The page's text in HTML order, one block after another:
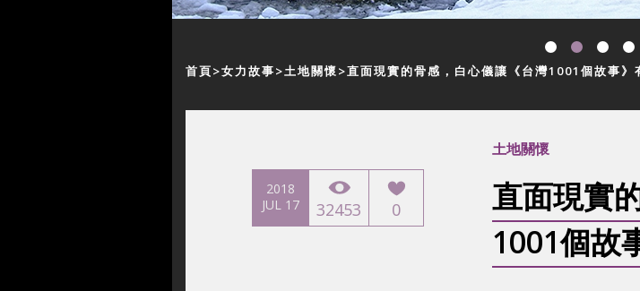
首頁 女力故事 土地關懷 直面現實的骨感，白心儀讓《台灣1001個故事》
2018
JUL 17
32453 0
土地關懷
直面現實
1001個故